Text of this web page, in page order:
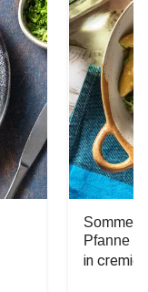
Pfanne
in